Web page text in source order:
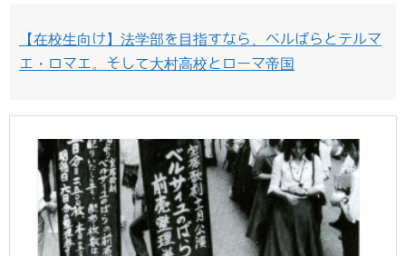
【在校生向け】法学部を目指すなら、ベルばらとテルマ
エ・ロマエ。そして大村高校とローマ帝国